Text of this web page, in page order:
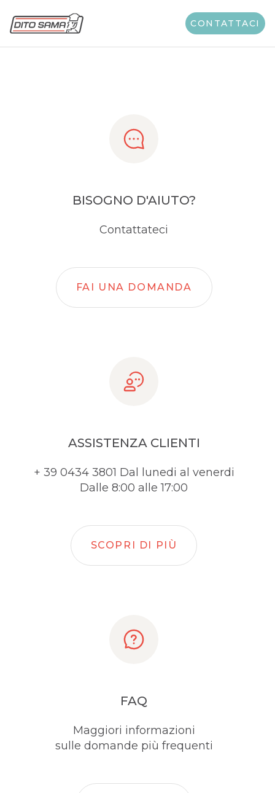
CONTATTACI
Share
BISOGNO D'AIUTO?
Contattateci
FAI UNA DOMANDA
ASSISTENZA CLIENTI
+ 39 0434 3801 Dal lunedi al venerdi
Dalle 8:00 alle 17:00
SCOPRI DI PIÙ
FAQ
Maggiori informazioni
sulle domande più frequenti